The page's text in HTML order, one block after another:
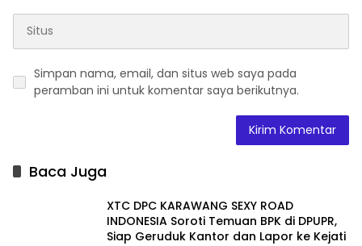
Simpan nama, email, dan situs web saya pada
peramban ini untuk komentar saya berikutnya.
Baca Juga
XTC DPC KARAWANG SEXY ROAD
INDONESIA Soroti Temuan BPK di DPUPR,
Siap Geruduk Kantor dan Lapor ke Kejati